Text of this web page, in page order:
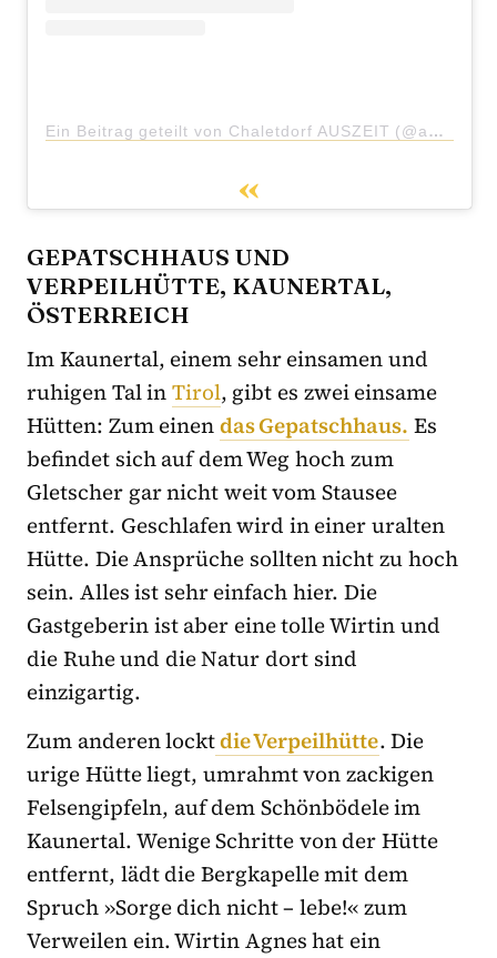
Ein Beitrag geteilt von Chaletdorf AUSZEIT (@auszeitchalets)
GEPATSCHHAUS UND
VERPEILHÜTTE, KAUNERTAL,
ÖSTERREICH
Im Kaunertal, einem sehr einsamen und
ruhigen Tal inTirol, gibt es zwei einsame
Hütten: Zum einendas Gepatschhaus. Es
befindet sich auf dem Weg hoch zum
Gletscher gar nicht weit vom Stausee
entfernt. Geschlafen wird in einer uralten
Hütte. Die Ansprüche sollten nicht zu hoch
sein. Alles ist sehr einfach hier. Die
Gastgeberin ist aber eine tolle Wirtin und
die Ruhe und die Natur dort sind
einzigartig.
Zum anderen locktdie Verpeilhütte. Die
urige Hütte liegt, umrahmt von zackigen
Felsengipfeln, auf dem Schönbödele im
Kaunertal. Wenige Schritte von der Hütte
entfernt, lädt die Bergkapelle mit dem
Spruch »Sorge dich nicht – lebe!« zum
Verweilen ein. Wirtin Agnes hat ein